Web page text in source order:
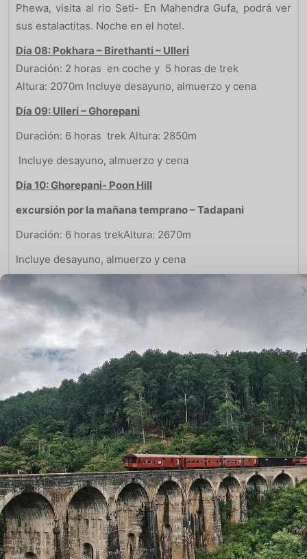
Phewa, visita al rio Seti- En Mahendra Gufa, podrá ver
sus estalactitas. Noche en el hotel.
Día 08: Pokhara – Birethanti – Ulleri
Duración: 2 horas en coche y 5 horas de trek
Altura: 2070m Incluye desayuno, almuerzo y cena
Día 09: Ulleri – Ghorepani
Duración: 6 horas trek Altura: 2850m
Incluye desayuno, almuerzo y cena
Día 10: Ghorepani- Poon Hill
excursión por la mañana temprano – Tadapani
Duración: 6 horas trekAltura: 2670m
Incluye desayuno, almuerzo y cena
Día 11: Tadapani – Ghandrung
Duración: 3 horas trek
Altura: 1950m
Incluye desayuno, almuerzo y cena
Día 12: Ghandrung – Birethanti – Pokhara
Duración: 4 horas trek y 2 horas en coche.
Altura: 960m
Incluye desayuno, almuerzo y cena
Día 13: Pokhara
Día libre en Pokhara. Noche en el hotel.
Día 14: Pokhara/Kathmandu (200 KMS – 5/6 horas en